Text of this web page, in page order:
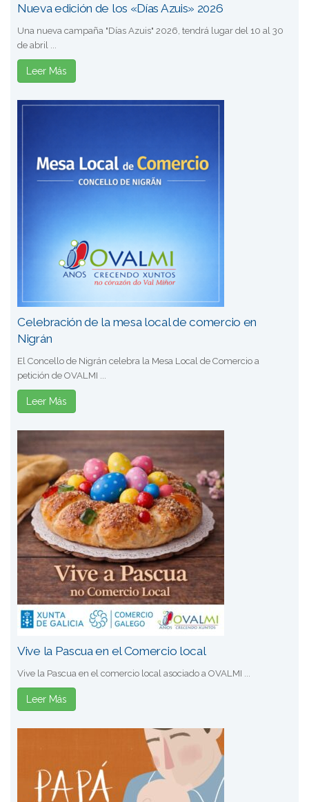
Nueva edición de los «Días Azuis» 2026
Una nueva campaña "Días Azuis" 2026, tendrá lugar del 10 al 30
de abril ...
Leer Más
Celebración de la mesa local de comercio en
Nigrán
El Concello de Nigrán celebra la Mesa Local de Comercio a
petición de OVALMI ...
Leer Más
Vive la Pascua en el Comercio local
Vive la Pascua en el comercio local asociado a OVALMI ...
Leer Más